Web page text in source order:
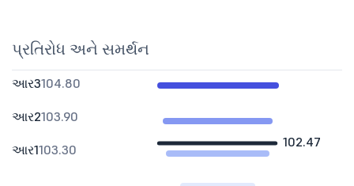
પ્રતિરોધ અને સમર્થન
102.47
આર3104.80
આર2103.90
આર1103.30